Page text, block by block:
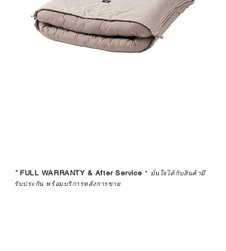
อ่านต่อเรื่องการรับประกันสินค้าได้
ตรงนี้
*FULL WARRANTY & After Service * มั่นใจได้กับสินค้ามี
รับประกัน พร้อมบริการหลังการขาย